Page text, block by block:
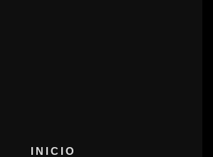
INICIO